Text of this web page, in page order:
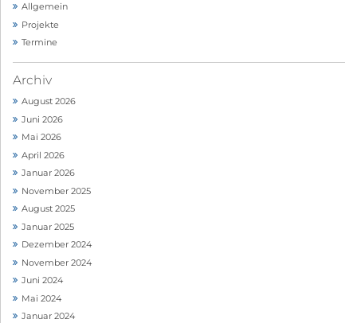
Allgemein
Projekte
Termine
Archiv
August 2026
Juni 2026
Mai 2026
April 2026
Januar 2026
November 2025
August 2025
Januar 2025
Dezember 2024
November 2024
Juni 2024
Mai 2024
Januar 2024